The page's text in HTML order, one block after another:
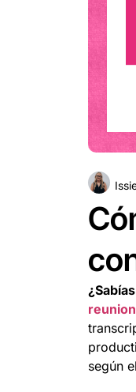
según